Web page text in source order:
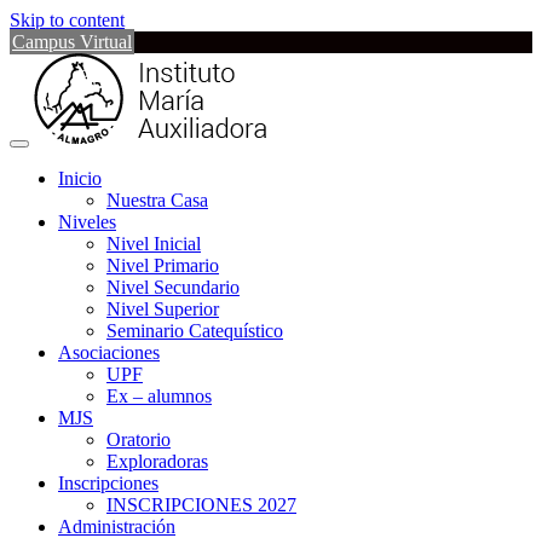
Skip to content
Campus Virtual
Inicio
Nuestra Casa
Niveles
Nivel Inicial
Nivel Primario
Nivel Secundario
Nivel Superior
Seminario Catequístico
Asociaciones
UPF
Ex – alumnos
MJS
Oratorio
Exploradoras
Inscripciones
INSCRIPCIONES 2027
Administración